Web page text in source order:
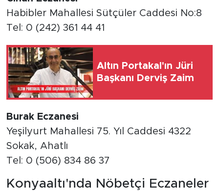
Habibler Mahallesi Sütçüler Caddesi No:8
Tel: 0 (242) 361 44 41
Altın Portakal'ın Jüri
Başkanı Derviş Zaim
Burak Eczanesi
Yeşilyurt Mahallesi 75. Yıl Caddesi 4322
Sokak, Ahatlı
Tel: 0 (506) 834 86 37
Konyaaltı'nda Nöbetçi Eczaneler